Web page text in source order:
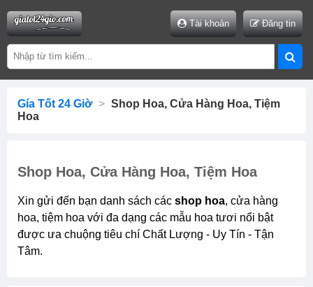
Tài khoản Đăng tin
Gía Tốt 24 Giờ > Shop Hoa, Cửa Hàng Hoa, Tiệm
Hoa
Shop Hoa, Cửa Hàng Hoa, Tiệm Hoa
Xin gửi đến bạn danh sách các shop hoa, cửa hàng
hoa, tiệm hoa với đa dạng các mẫu hoa tươi nổi bật
được ưa chuộng tiêu chí Chất Lượng - Uy Tín - Tận
Tâm.